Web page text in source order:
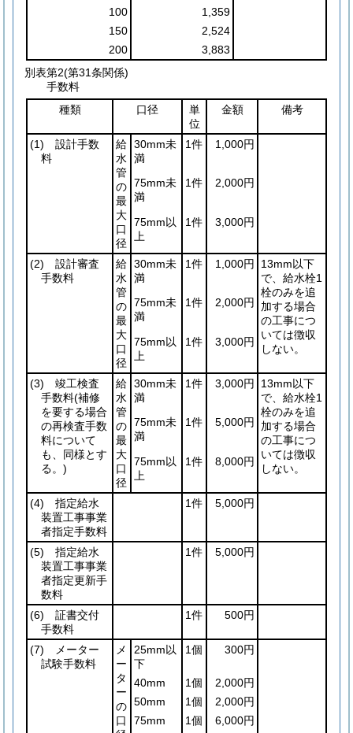
100
1,359
150
2,524
200
3,883
別表第2(第31条関係)
手数料
種類
口径
単
位
金額 備考
(1) 設計手数
料
給
水
管
の
最
大
口
径
30mm未
満
1件 1,000円
75mm未
満
1件 2,000円
75mm以
上
1件 3,000円
(2) 設計審査
手数料
給
水
管
の
最
大
口
径
30mm未
満
1件 1,000円
13mm以下
で、給水栓1
栓のみを追
加する場合
の工事につ
いては徴収
しない。
75mm未
満
1件 2,000円
75mm以
上
1件 3,000円
(3) 竣工検査
手数料(補修
を要する場合
の再検査手数
料について
も、同様とす
る。)
給
水
管
の
最
大
口
径
30mm未
満
1件 3,000円
13mm以下
で、給水栓1
栓のみを追
加する場合
の工事につ
いては徴収
しない。
75mm未
満
1件 5,000円
75mm以
上
1件 8,000円
(4) 指定給水
装置工事事業
者指定手数料
1件 5,000円
(5) 指定給水
装置工事事業
者指定更新手
数料
1件 5,000円
(6) 証書交付
手数料
1件 500円
(7) メーター
試験手数料
メ
ー
タ
ー
の
口
25mm以
下
1個 300円
40mm 1個
2,000円
50mm
1個
2,000円
75mm
1個 6,000円